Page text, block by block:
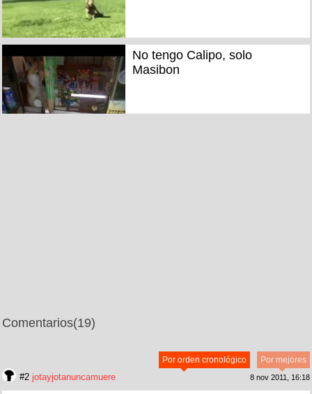
No tengo Calipo, solo
Masibon
Comentarios(19)
Por mejores
Por orden cronológico
#2 jotayjotanuncamuere 8 nov 2011, 16:18